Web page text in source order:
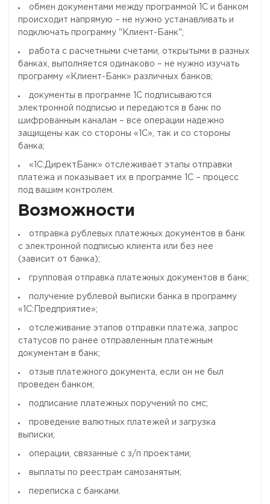
обмен документами между программой 1С и банком
происходит напрямую – не нужно устанавливать и
подключать программу "Клиент-Банк";
работа с расчетными счетами, открытыми в разных
банках, выполняется одинаково – не нужно изучать
программу «Клиент-Банк» различных банков;
документы в программе 1С подписываются
электронной подписью и передаются в банк по
шифрованным каналам – все операции надежно
защищены как со стороны «1С», так и со стороны
банка;
«1С:ДиректБанк» отслеживает этапы отправки
платежа и показывает их в программе 1С – процесс
под вашим контролем.
Возможности
отправка рублевых платежных документов в банк
с электронной подписью клиента или без нее
(зависит от банка);
групповая отправка платежных документов в банк;
получение рублевой выписки банка в программу
«1С:Предприятие»;
отслеживание этапов отправки платежа, запрос
статусов по ранее отправленным платежным
документам в банк;
отзыв платежного документа, если он не был
проведен банком;
подписание платежных поручений по смс;
проведение валютных платежей и загрузка
выписки;
операции, связанные с з/п проектами;
выплаты по реестрам самозанятым;
переписка с банками.